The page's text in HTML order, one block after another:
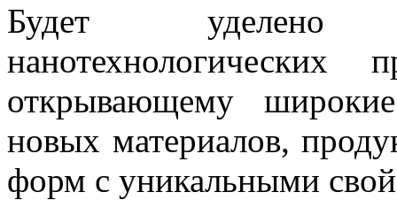
Будет уделено
нанотехнологических
открывающему
новых материалов,
форм с уникальными